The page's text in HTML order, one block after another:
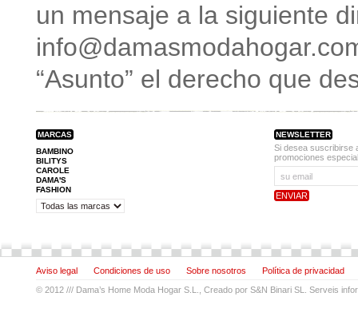
un mensaje a la siguiente
“Asunto” el derecho que
MARCAS
BAMBINO
BILITYS
CAROLE
DAMA'S
FASHION
NEWSLETTER
Si desea suscribirse
promociones
Aviso legal Condiciones de uso Sobre nosotros
Política de privacidad
© 2012 /// Dama’s Home Moda Hogar S.L. , Creado por S&N Binari SL. Serveis